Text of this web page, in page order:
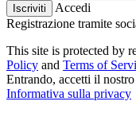
Iscriviti
Accedi
Registrazione tramite
This site is protected by
Policy and Terms of
Entrando, accetti il ​​nostro
Informativa sulla privacy